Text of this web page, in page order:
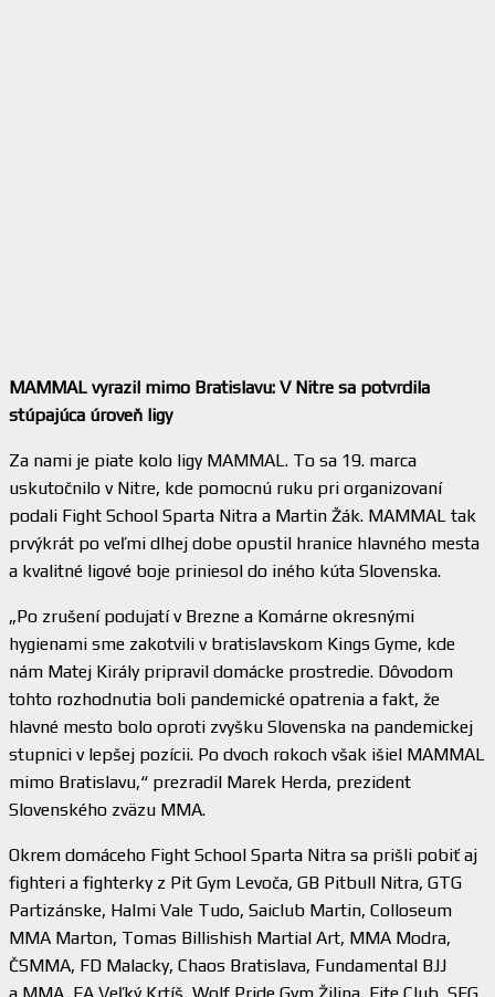
MAMMAL vyrazil mimo Bratislavu: V Nitre sa potvrdila
stúpajúca úroveň ligy
Za nami je piate kolo ligy MAMMAL. To sa 19. marca
uskutočnilo v Nitre, kde pomocnú ruku pri organizovaní
podali Fight School Sparta Nitra a Martin Žák. MAMMAL tak
prvýkrát po veľmi dlhej dobe opustil hranice hlavného mesta
a kvalitné ligové boje priniesol do iného kúta Slovenska.
„Po zrušení podujatí v Brezne a Komárne okresnými
hygienami sme zakotvili v bratislavskom Kings Gyme, kde
nám Matej Király pripravil domácke prostredie. Dôvodom
tohto rozhodnutia boli pandemické opatrenia a fakt, že
hlavné mesto bolo oproti zvyšku Slovenska na pandemickej
stupnici v lepšej pozícii. Po dvoch rokoch však išiel MAMMAL
mimo Bratislavu,“ prezradil Marek Herda, prezident
Slovenského zväzu MMA.
Okrem domáceho Fight School Sparta Nitra sa prišli pobiť aj
fighteri a fighterky z Pit Gym Levoča, GB Pitbull Nitra, GTG
Partizánske, Halmi Vale Tudo, Saiclub Martin, Colloseum
MMA Marton, Tomas Billishish Martial Art, MMA Modra,
ČSMMA, FD Malacky, Chaos Bratislava, Fundamental BJJ